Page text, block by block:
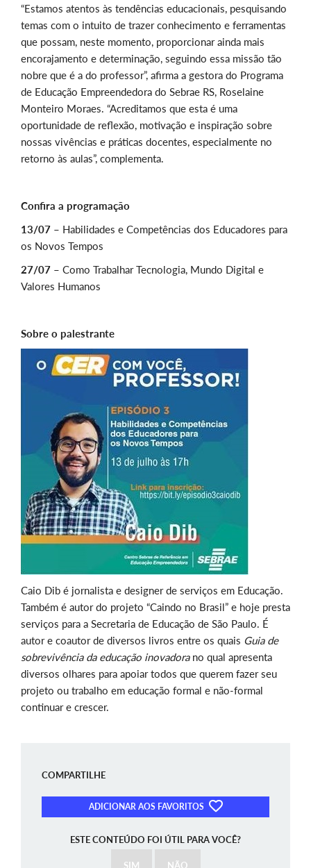
“Estamos atentos às tendências educacionais, pesquisando
temas com o intuito de trazer conhecimento e ferramentas
que possam, neste momento, proporcionar ainda mais
encorajamento e determinação, seguindo essa missão tão
nobre que é a do professor”, afirma a gestora do Programa
de Educação Empreendedora do Sebrae RS, Roselaine
Monteiro Moraes. “Acreditamos que esta é uma
oportunidade de reflexão, motivação e inspiração sobre
nossas vivências e práticas docentes, especialmente no
retorno às aulas”, complementa.
Confira a programação
13/07 – Habilidades e Competências dos Educadores para
os Novos Tempos
27/07 – Como Trabalhar Tecnologia, Mundo Digital e
Valores Humanos
Sobre o palestrante
Caio Dib é jornalista e designer de serviços em Educação.
Também é autor do projeto “Caindo no Brasil” e hoje presta
serviços para a Secretaria de Educação de São Paulo. É
autor e coautor de diversos livros entre os quais Guia de
sobrevivência da educação inovadorano qual apresenta
diversos olhares para apoiar todos que querem fazer seu
projeto ou trabalho em educação formal e não-formal
continuar e crescer.
COMPARTILHE
ADICIONAR AOS FAVORITOS
ESTE CONTEÚDO FOI ÚTIL PARA VOCÊ?
SIM NÃO